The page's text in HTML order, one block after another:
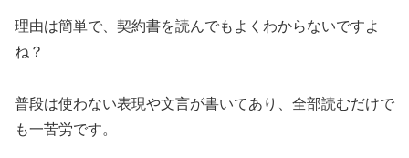
理由は簡単で、契約書を読んでもよくわからないですよ
ね？
普段は使わない表現や文言が書いてあり、全部読むだけで
も一苦労です。